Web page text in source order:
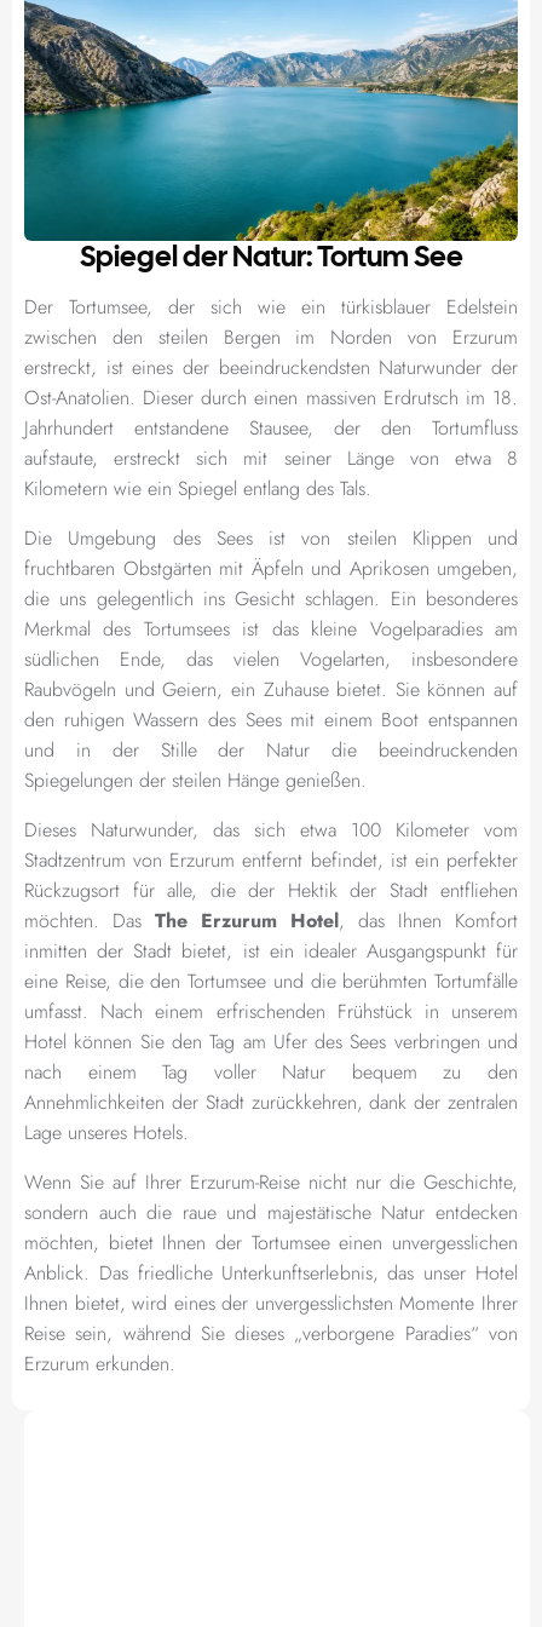
Spiegel der Natur: Tortum See
Der Tortumsee, der sich wie ein türkisblauer Edelstein
zwischen den steilen Bergen im Norden von Erzurum
erstreckt, ist eines der beeindruckendsten Naturwunder der
Ost-Anatolien. Dieser durch einen massiven Erdrutsch im 18.
Jahrhundert entstandene Stausee, der den Tortumfluss
aufstaute, erstreckt sich mit seiner Länge von etwa 8
Kilometern wie ein Spiegel entlang des Tals.
Die Umgebung des Sees ist von steilen Klippen und
fruchtbaren Obstgärten mit Äpfeln und Aprikosen umgeben,
die uns gelegentlich ins Gesicht schlagen. Ein besonderes
Merkmal des Tortumsees ist das kleine Vogelparadies am
südlichen Ende, das vielen Vogelarten, insbesondere
Raubvögeln und Geiern, ein Zuhause bietet. Sie können auf
den ruhigen Wassern des Sees mit einem Boot entspannen
und in der Stille der Natur die beeindruckenden
Spiegelungen der steilen Hänge genießen.
Dieses Naturwunder, das sich etwa 100 Kilometer vom
Stadtzentrum von Erzurum entfernt befindet, ist ein perfekter
Rückzugsort für alle, die der Hektik der Stadt entfliehen
möchten. Das The Erzurum Hotel, das Ihnen Komfort
inmitten der Stadt bietet, ist ein idealer Ausgangspunkt für
eine Reise, die den Tortumsee und die berühmten Tortumfälle
umfasst. Nach einem erfrischenden Frühstück in unserem
Hotel können Sie den Tag am Ufer des Sees verbringen und
nach einem Tag voller Natur bequem zu den
Annehmlichkeiten der Stadt zurückkehren, dank der zentralen
Lage unseres Hotels.
Wenn Sie auf Ihrer Erzurum-Reise nicht nur die Geschichte,
sondern auch die raue und majestätische Natur entdecken
möchten, bietet Ihnen der Tortumsee einen unvergesslichen
Anblick. Das friedliche Unterkunftserlebnis, das unser Hotel
Ihnen bietet, wird eines der unvergesslichsten Momente Ihrer
Reise sein, während Sie dieses „verborgene Paradies“ von
Erzurum erkunden.